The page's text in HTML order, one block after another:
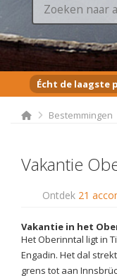
Écht de laagste
Bestemmingen
Vakantie
Ontdek 21
Vakantie in het
Het Oberinntal ligt in
Engadin. Het dal
grens tot aan